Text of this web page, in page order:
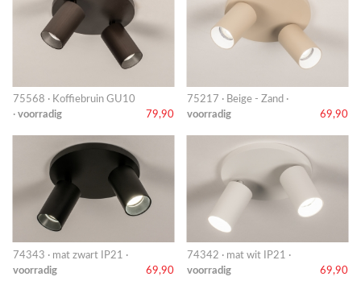
75568 · Koffiebruin GU10
· voorradig 79,90
75217 · Beige - Zand ·
voorradig
69,90
74343 · mat zwart IP21 ·
voorradig
69,90
74342 · mat wit IP21 ·
voorradig
69,90